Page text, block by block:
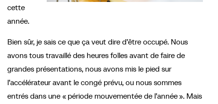
cette
année.
Bien sûr, je sais ce que ça veut dire d’être occupé. Nous
avons tous travaillé des heures folles avant de faire de
grandes présentations, nous avons mis le pied sur
l’accélérateur avant le congé prévu, ou nous sommes
entrés dans une « période mouvementée de l’année ». Mais